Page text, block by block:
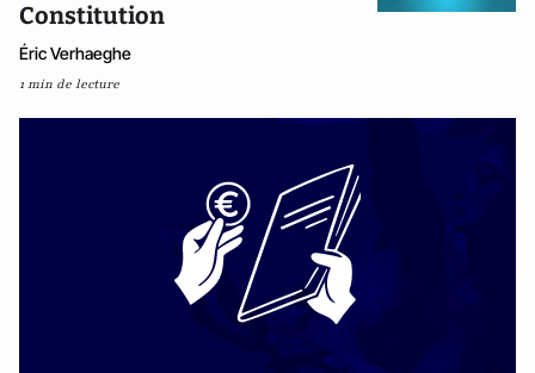
Constitution
Éric Verhaeghe
1 min de lecture